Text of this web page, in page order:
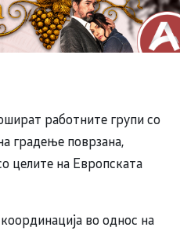
работните групи со
градење поврзана,
целите на Европската
во однос на